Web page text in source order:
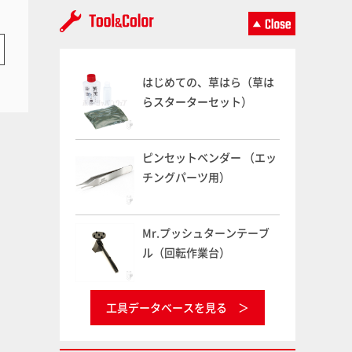
はじめての、草はら（草は
らスターターセット）
ピンセットベンダー （エッ
チングパーツ用）
Mr.プッシュターンテーブ
ル（回転作業台）
工具データベースを見る